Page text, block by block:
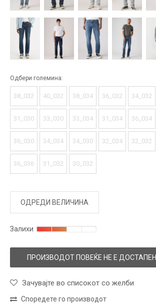
Одбери големина:
38_032 40_032 38_034 36_032 34_032
31_030 33_030 33_034 31_034 36_034
36_030 34_034 34_030 32_034 32_032
36_036 31_032 30_032
ОДРЕДИ ВЕЛИЧИНА
Залихи
ПРОИЗВОДОТ ПОВЕЌЕ НЕ Е ДОСТАПЕН
Зачувајте во списокот со желби
Споредете го производот